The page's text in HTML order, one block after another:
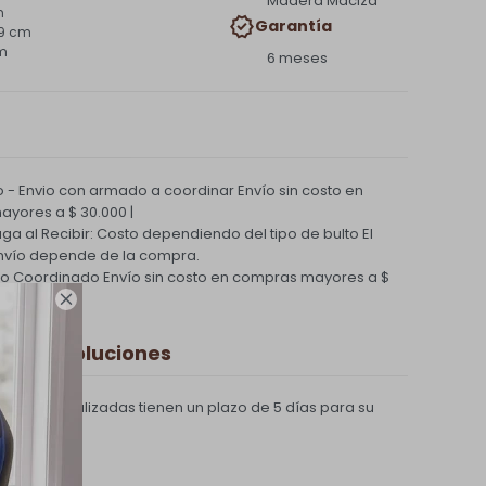

cm
Garantía
6 meses
- Envio con armado a coordinarEnvío sin costo en
a $ 30.000 |
al Recibir: Costo dependiendo del tipo de bulto El
depende de la compra.
Coordinado Envío sin costo en compras mayores a $
y Devoluciones
realizadas tienen un plazo de 5 días para su